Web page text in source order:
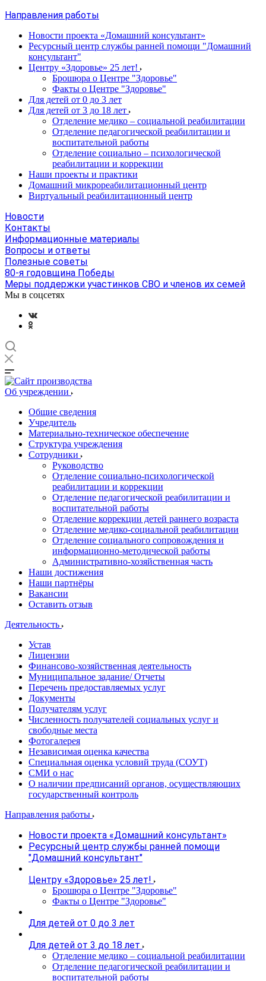
Направления работы
Новости проекта «Домашний консультант»
Ресурсный центр службы ранней помощи "Домашний
консультант"
Центру «Здоровье» 25 лет!
Брошюра о Центре "Здоровье"
Факты о Центре "Здоровье"
Для детей от 0 до 3 лет
Для детей от 3 до 18 лет
Отделение медико – социальной реабилитации
Отделение педагогической реабилитации и
воспитательной работы
Отделение социально – психологической
реабилитации и коррекции
Наши проекты и практики
Домашний микрореабилитационный центр
Виртуальный реабилитационный центр
Новости
Контакты
Информационные материалы
Вопросы и ответы
Полезные советы
80-я годовщина Победы
Меры поддержки участинков СВО и членов их семей
Мы в соцсетях
Об учреждении
Общие сведения
Учредитель
Материально-техническое обеспечение
Структура учреждения
Сотрудники
Руководство
Отделение социально-психологической
реабилитации и коррекции
Отделение педагогической реабилитации и
воспитательной работы
Отделение коррекции детей раннего возраста
Отделение медико-социальной реабилитации
Отделение социального сопровождения и
информационно-методической работы
Административно-хозяйственная часть
Наши достижения
Наши партнёры
Вакансии
Оставить отзыв
Деятельность
Устав
Лицензии
Финансово-хозяйственная деятельность
Муниципальное задание/ Отчеты
Перечень предоставляемых услуг
Документы
Получателям услуг
Численность получателей социальных услуг и
свободные места
Фотогалерея
Независимая оценка качества
Специальная оценка условий труда (СОУТ)
СМИ о нас
О наличии предписаний органов, осуществляющих
государственный контроль
Направления работы
Новости проекта «Домашний консультант»
Ресурсный центр службы ранней помощи
"Домашний консультант"
Центру «Здоровье» 25 лет!
Брошюра о Центре "Здоровье"
Факты о Центре "Здоровье"
Для детей от 0 до 3 лет
Для детей от 3 до 18 лет
Отделение медико – социальной реабилитации
Отделение педагогической реабилитации и
воспитательной работы